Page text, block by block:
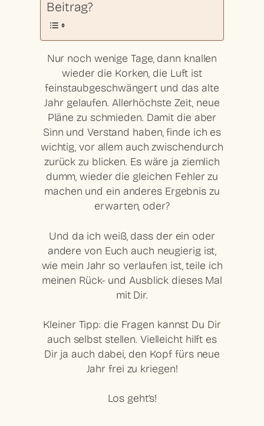
Beitrag?
Nur noch wenige Tage, dann knallen
wieder die Korken, die Luft ist
feinstaubgeschwängert und das alte
Jahr gelaufen. Allerhöchste Zeit, neue
Pläne zu schmieden. Damit die aber
Sinn und Verstand haben, finde ich es
wichtig, vor allem auch zwischendurch
zurück zu blicken. Es wäre ja ziemlich
dumm, wieder die gleichen Fehler zu
machen und ein anderes Ergebnis zu
erwarten, oder?
Und da ich weiß, dass der ein oder
andere von Euch auch neugierig ist,
wie mein Jahr so verlaufen ist, teile ich
meinen Rück- und Ausblick dieses Mal
mit Dir.
Kleiner Tipp: die Fragen kannst Du Dir
auch selbst stellen. Vielleicht hilft es
Dir ja auch dabei, den Kopf fürs neue
Jahr frei zu kriegen!
Los geht’s!